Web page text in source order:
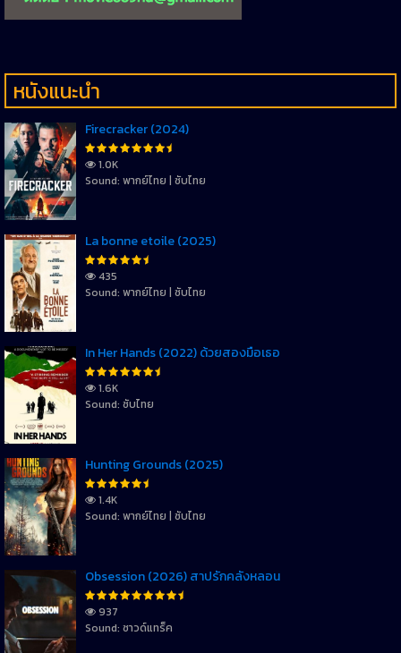
หนังแนะนำ
Firecracker (2024)
1.0K
Sound: พากย์ไทย | ซับไทย
La bonne etoile (2025)
435
Sound: พากย์ไทย | ซับไทย
In Her Hands (2022) ด้วยสองมือเธอ
1.6K
Sound: ซับไทย
Hunting Grounds (2025)
1.4K
Sound: พากย์ไทย | ซับไทย
Obsession (2026) สาปรักคลั่งหลอน
937
Sound: ซาวด์แทร็ค